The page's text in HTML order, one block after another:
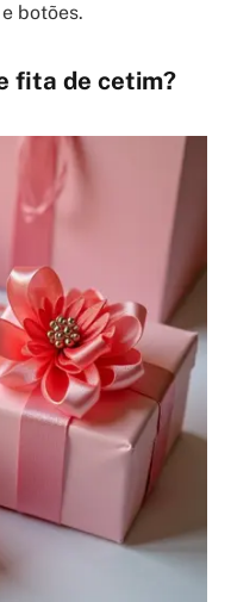
botões.
fita de cetim?